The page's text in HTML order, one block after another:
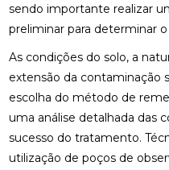
sendo importante realizar
preliminar para determinar
As condições do solo, a
extensão da contaminação
escolha do método de
uma análise detalhada das
sucesso do tratamento.
utilização de poços de